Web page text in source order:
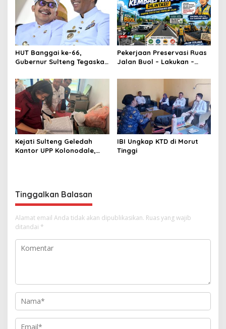
HUT Banggai ke-66,
Gubernur Sulteng Tegaskan
Kemajuan Daerah
Pekerjaan Preservasi Ruas
Jalan Buol – Lakukan –
Rampung Warga Buol
Sangat Legah
Kejati Sulteng Geledah
Kantor UPP Kolonodale,
IBI Ungkap KTD di Morut
Tinggi
Tinggalkan Balasan
Alamat email Anda tidak akan dipublikasikan. Ruas yang wajib
ditandai *